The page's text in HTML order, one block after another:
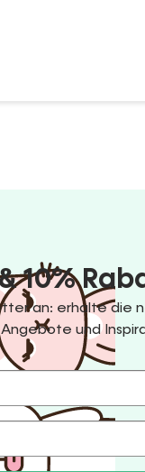
10%
an: erhalte die
und